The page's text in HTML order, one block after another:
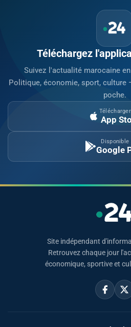
Téléchargez
Suivez l'actualité marocaine
Politique, économie, sport,
poche.
App
Disponible
Google
Site indépendant
Retrouvez chaque jour
économique, sportive et